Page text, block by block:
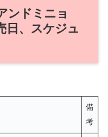
ンドミニョ
、スケジュ
備
考